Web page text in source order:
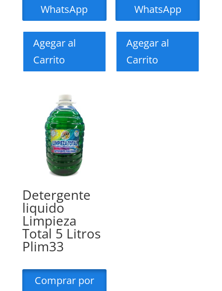
WhatsApp
Agegar al
Carrito
WhatsApp
Agegar al
Carrito
Detergente
liquido
Limpieza
Total 5 Litros
Plim33
Comprar por